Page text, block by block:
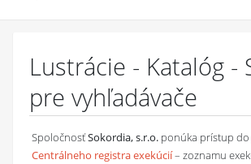
Lustrácie - Katalóg -
pre vyhľadávače
SpoločnosťSokordia, s.r.o. ponúka prístup
Centrálneho registra exekúcií– zoznamu